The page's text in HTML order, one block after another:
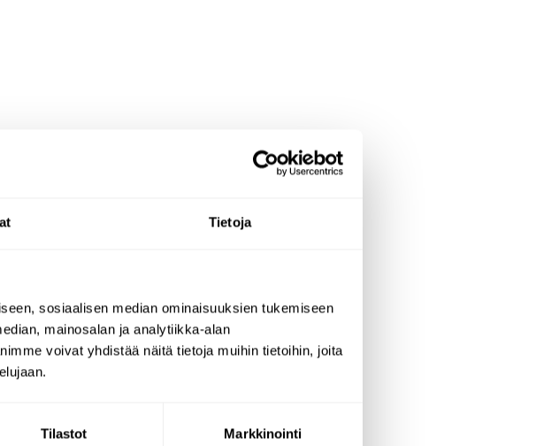
Tietoja
sosiaalisen median ominaisuuksien tukemiseen
mainosalan ja analytiikka-alan
voivat yhdistää näitä tietoja muihin tietoihin, joita
Tilastot Markkinointi
weniger unübersetzbar sind – sei es
eine Sammlung von 19 genialen
zusammengestellt, die nicht ins
Charakteristiken, die es in